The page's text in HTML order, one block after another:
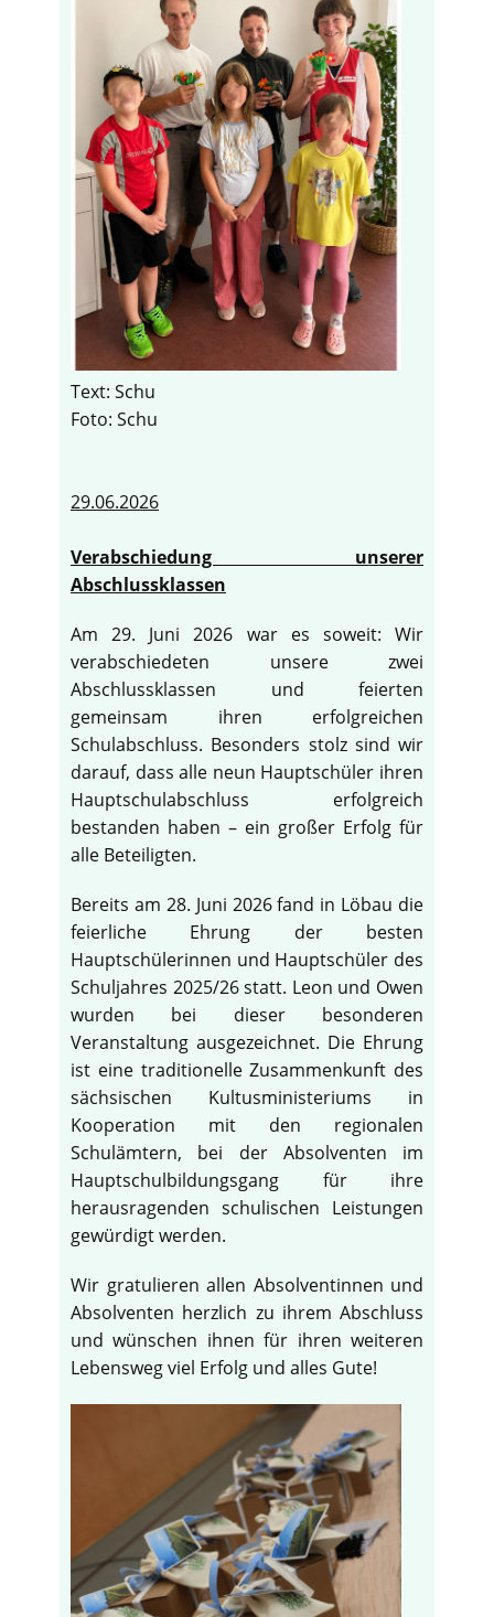
Text: Schu
Foto: Schu
29.06.2026
Verabschiedung unserer
Abschlussklassen
Am 29. Juni 2026 war es soweit: Wir
verabschiedeten unsere zwei
Abschlussklassen und feierten
gemeinsam ihren erfolgreichen
Schulabschluss. Besonders stolz sind wir
darauf, dass alle neun Hauptschüler ihren
Hauptschulabschluss erfolgreich
bestanden haben – ein großer Erfolg für
alle Beteiligten.
Bereits am 28. Juni 2026 fand in Löbau die
feierliche Ehrung der besten
Hauptschülerinnen und Hauptschüler des
Schuljahres 2025/26 statt. Leon und Owen
wurden bei dieser besonderen
Veranstaltung ausgezeichnet. Die Ehrung
ist eine traditionelle Zusammenkunft des
sächsischen Kultusministeriums in
Kooperation mit den regionalen
Schulämtern, bei der Absolventen im
Hauptschulbildungsgang für ihre
herausragenden schulischen Leistungen
gewürdigt werden.
Wir gratulieren allen Absolventinnen und
Absolventen herzlich zu ihrem Abschluss
und wünschen ihnen für ihren weiteren
Lebensweg viel Erfolg und alles Gute!